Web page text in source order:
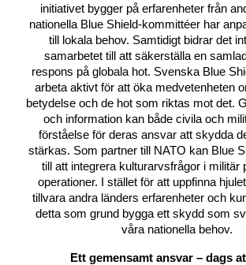
initiativet bygger på erfarenheter från
nationella Blue Shield-kommittéer har
till lokala behov. Samtidigt bidrar det
samarbetet till att säkerställa en
respons på globala hot. Svenska Blue
arbeta aktivt för att öka medvetenheten
betydelse och de hot som riktas mot det.
och information kan både civila och
förståelse för deras ansvar att skydda
stärkas. Som partner till NATO kan Blue
till att integrera kulturarvsfrågor i militär
operationer. I stället för att uppfinna
tillvara andra länders erfarenheter och
detta som grund bygga ett skydd som
våra nationella behov.
Ett gemensamt ansvar – dags